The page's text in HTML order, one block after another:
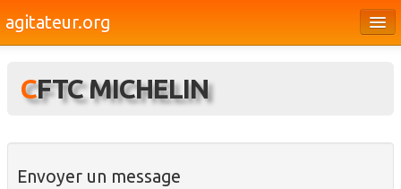
agitateur.org
Bourges & le Cher
CFTC MICHELIN
Envoyer un message